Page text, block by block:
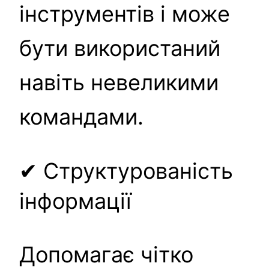
інструментів і може
бути використаний
навіть невеликими
командами.
✔ Структурованість
інформації
Допомагає чітко